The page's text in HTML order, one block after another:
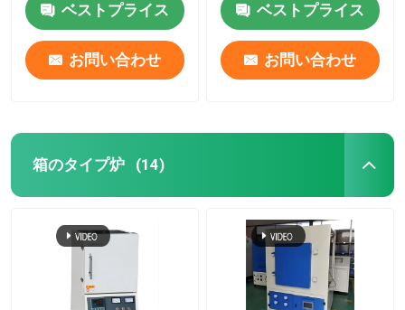
熱処理炉
ベストプライス
お問い合わせ
ベストプライス
お問い合わせ
箱のタイプ炉 (14)